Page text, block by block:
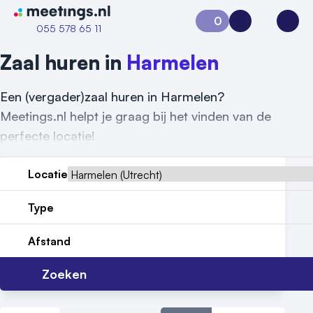
Naar home van Meetings
055 578 65 11
0
Aanvraag 0Inloggen
Zaal huren in Harmelen
Een (vergader)zaal huren in Harmelen?
Meetings.nl helpt je graag bij het vinden van de
perfecte locatie!
Locatie
Type
Afstand
Zoeken